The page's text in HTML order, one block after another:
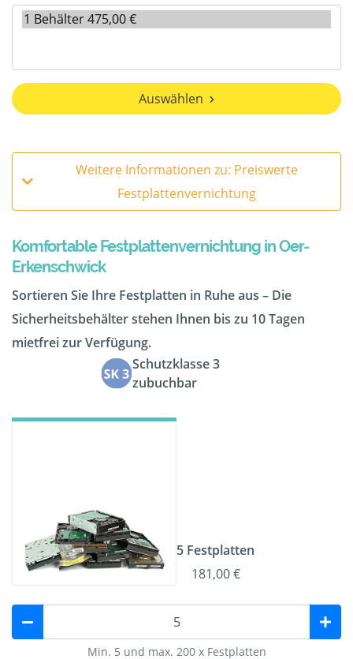
Auswählen
Weitere Informationen zu: Preiswerte
Festplattenvernichtung
Komfortable Festplattenvernichtung in Oer-
Erkenschwick
Sortieren Sie Ihre Festplatten in Ruhe aus – Die
Sicherheitsbehälter stehen Ihnen bis zu 10 Tagen
mietfrei zur Verfügung.
Schutzklasse 3
zubuchbar
5 Festplatten
181,00 €
Min. 5 und max. 200 x Festplatten